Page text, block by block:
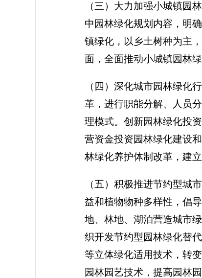
（三）大力加强小城镇园
中园林绿化规划内容，明
镇绿化，以乡土树种为主
面，全面推动小城镇园林
（四）深化城市园林绿化
革，进行职能分解、人员
理模式。创新园林绿化投
营资金投资园林绿化建设
林绿化养护体制改革，建
（五）积极推进节约型城
益和植物物种多样性，倡
地、林地、湖泊营造城市
织开发节约型园林绿化替
等立体绿化适用技术，转
园林园艺技术，提高园林